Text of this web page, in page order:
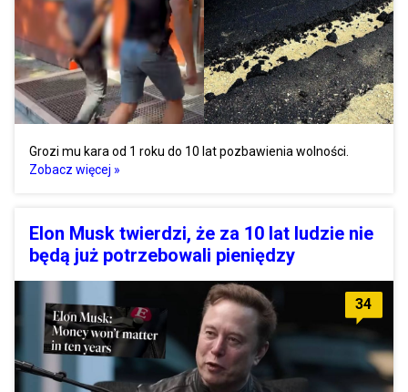
Grozi mu kara od 1 roku do 10 lat pozbawienia wolności.
Zobacz więcej »
Elon Musk twierdzi, że za 10 lat ludzie nie
będą już potrzebowali pieniędzy
34